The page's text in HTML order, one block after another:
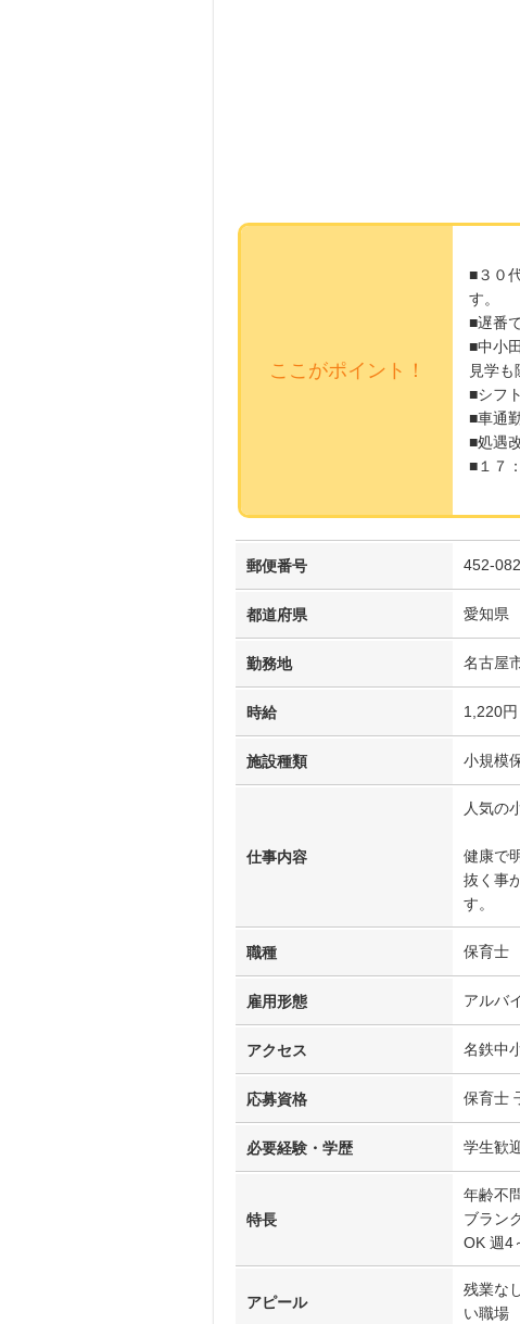
ここがポイント！
■３０
す。
■遅番
■中小
見学も
■シフ
■車通
■処遇
■１７
郵便番号 452-
都道府県 愛知県
勤務地 名古屋
時給 1,220
施設種類 小規模
仕事内容
人気の
健康で
抜く事
す。
職種 保育士
雇用形態 アルバ
アクセス 名鉄中
応募資格 保育士
必要経験・学歴 学生歓
特長
年齢不
ブラン
OK 週4
アピール
残業な
い職場